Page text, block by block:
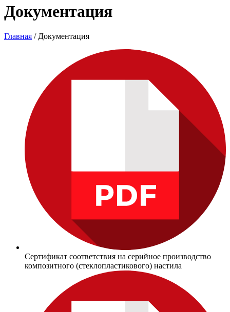
Документация
Главная / Документация
Сертификат соответствия на серийное производство
композитного (стеклопластикового) настила